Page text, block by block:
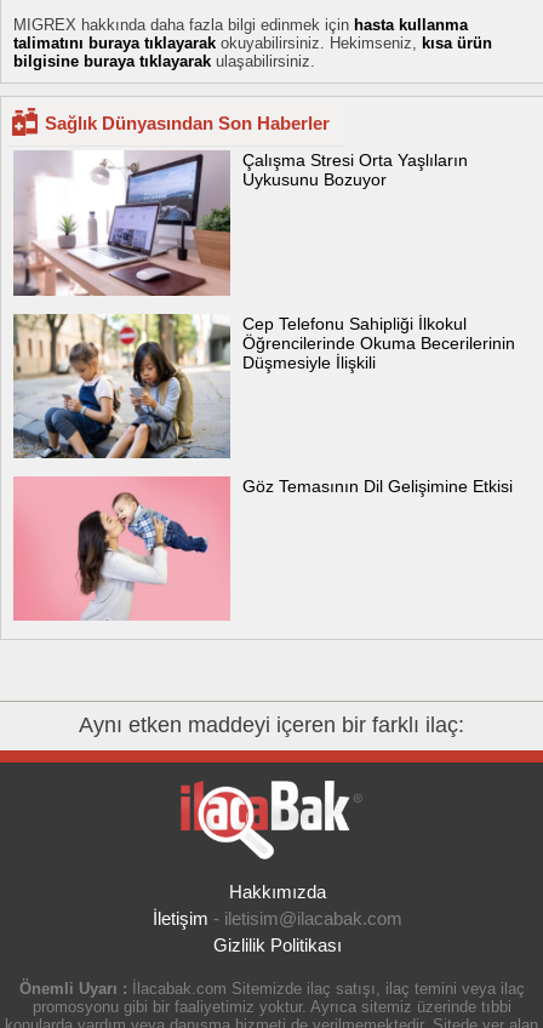
MIGREX hakkında daha fazla bilgi edinmek için hasta kullanma
talimatını buraya tıklayarak okuyabilirsiniz. Hekimseniz, kısa ürün
bilgisine buraya tıklayarak ulaşabilirsiniz.
Sağlık Dünyasından Son Haberler
Çalışma Stresi Orta Yaşlıların
Uykusunu Bozuyor
Cep Telefonu Sahipliği İlkokul
Öğrencilerinde Okuma Becerilerinin
Düşmesiyle İlişkili
Göz Temasının Dil Gelişimine Etkisi
Aynı etken maddeyi içeren bir farklı ilaç:
Hakkımızda
İletişim - iletisim@ilacabak.com
Gizlilik Politikası
Önemli Uyarı : İlacabak.com Sitemizde ilaç satışı, ilaç temini veya ilaç
promosyonu gibi bir faaliyetimiz yoktur. Ayrıca sitemiz üzerinde tıbbi